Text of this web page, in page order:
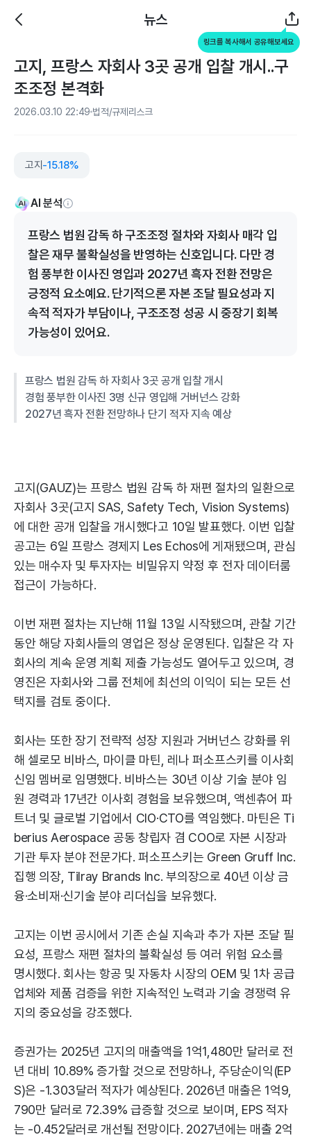
뉴스
링크를 복사해서 공유해보세요
고지, 프랑스 자회사 3곳 공개 입찰 개시..구
조조정 본격화
2026.03.10 22:49 법적/규제리스크
고지 -15.18%
AI 분석
프랑스 법원 감독 하 구조조정 절차와 자회사 매각 입
찰은 재무 불확실성을 반영하는 신호입니다. 다만 경
험 풍부한 이사진 영입과 2027년 흑자 전환 전망은
긍정적 요소예요. 단기적으론 자본 조달 필요성과 지
속적 적자가 부담이나, 구조조정 성공 시 중장기 회복
가능성이 있어요.
프랑스 법원 감독 하 자회사 3곳 공개 입찰 개시
경험 풍부한 이사진 3명 신규 영입해 거버넌스 강화
2027년 흑자 전환 전망하나 단기 적자 지속 예상
고지(GAUZ)는 프랑스 법원 감독 하 재편 절차의 일환으로
자회사 3곳(고지 SAS, Safety Tech, Vision Systems)
에 대한 공개 입찰을 개시했다고 10일 발표했다. 이번 입찰
공고는 6일 프랑스 경제지 Les Echos에 게재됐으며, 관심
있는 매수자 및 투자자는 비밀유지 약정 후 전자 데이터룸
접근이 가능하다.
이번 재편 절차는 지난해 11월 13일 시작됐으며, 관찰 기간
동안 해당 자회사들의 영업은 정상 운영된다. 입찰은 각 자
회사의 계속 운영 계획 제출 가능성도 열어두고 있으며, 경
영진은 자회사와 그룹 전체에 최선의 이익이 되는 모든 선
택지를 검토 중이다.
회사는 또한 장기 전략적 성장 지원과 거버넌스 강화를 위
해 셀로모 비바스, 마이클 마틴, 레나 퍼소프스키를 이사회
신임 멤버로 임명했다. 비바스는 30년 이상 기술 분야 임
원 경력과 17년간 이사회 경험을 보유했으며, 액센츄어 파
트너 및 글로벌 기업에서 CIO·CTO를 역임했다. 마틴은 Ti
berius Aerospace 공동 창립자 겸 COO로 자본 시장과
기관 투자 분야 전문가다. 퍼소프스키는 Green Gruff Inc.
집행 의장, Tilray Brands Inc. 부의장으로 40년 이상 금
융·소비재·신기술 분야 리더십을 보유했다.
고지는 이번 공시에서 기존 손실 지속과 추가 자본 조달 필
요성, 프랑스 재편 절차의 불확실성 등 여러 위험 요소를
명시했다. 회사는 항공 및 자동차 시장의 OEM 및 1차 공급
업체와 제품 검증을 위한 지속적인 노력과 기술 경쟁력 유
지의 중요성을 강조했다.
증권가는 2025년 고지의 매출액을 1억1,480만 달러로 전
년 대비 10.89% 증가할 것으로 전망하나, 주당순이익(EP
S)은 -1.303달러 적자가 예상된다. 2026년 매출은 1억9,
790만 달러로 72.39% 급증할 것으로 보이며, EPS 적자
는 -0.452달러로 개선될 전망이다. 2027년에는 매출 2억